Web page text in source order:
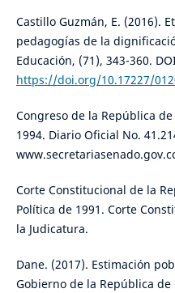
Castillo Guzmán, E. (2016).
pedagogías de la
Educación, (71), 343-360.
https://doi.org/10.17227/
Congreso de la República
1994. Diario Oficial No.
Corte Constitucional de la
Política de 1991. Corte
la Judicatura.
Dane. (2017). Estimación
Gobierno de la República de